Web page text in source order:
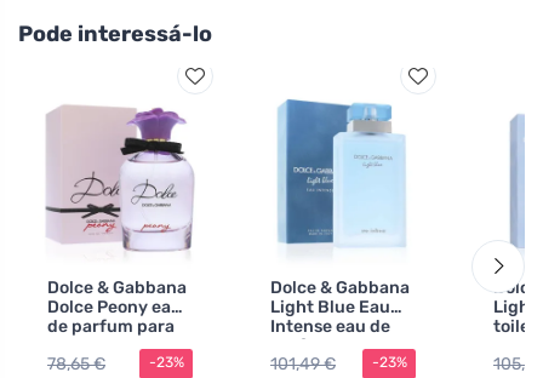
Pode interessá-lo
Dolce & Gabbana
Dolce Peony eau
de parfum para
mulheres 75 ml
78,65 €
-23%
Dolce & Gabbana
Light Blue Eau
Intense eau de
parfum para
mulheres 100 ml
101,49 € -23%
Light